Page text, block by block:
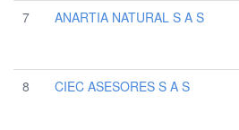
7
ANARTIA NATURAL S A S
8
CIEC ASESORES S A S